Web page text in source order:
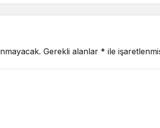
Gerekli alanlar * ile